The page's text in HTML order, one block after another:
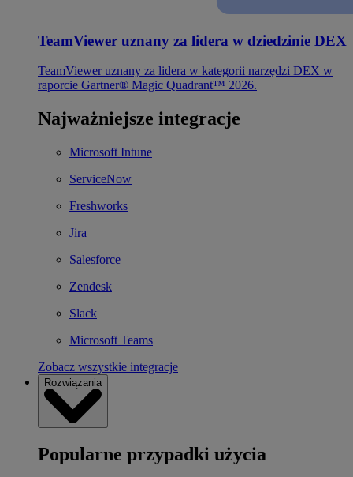
TeamViewer uznany za lidera w dziedzinie DEX
TeamViewer uznany za lidera w kategorii narzędzi DEX w
raporcie Gartner® Magic Quadrant™ 2026.
Najważniejsze integracje
Microsoft Intune
ServiceNow
Freshworks
Jira
Salesforce
Zendesk
Slack
Microsoft Teams
Zobacz wszystkie integracje
Rozwiązania
Popularne przypadki użycia